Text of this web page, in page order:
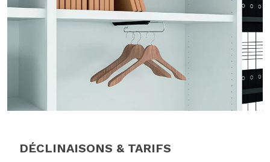
DÉCLINAISONS & TARIFS